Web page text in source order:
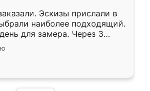
Эскизы прислали в
наиболее подходящий.
для замера. Через 3
уже готова. Остались
Спасибо Ренессанс
работу!